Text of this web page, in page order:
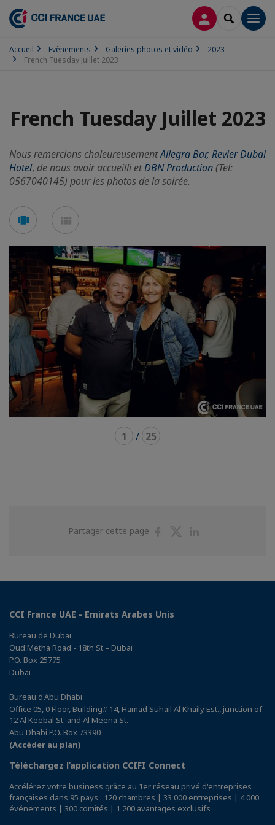
CONNEXION
Accueil Evènements Galeries photos et vidéo
2023
French Tuesday Juillet 2023
French Tuesday Juillet 2023
Nous remercions chaleureusementAllegra Bar, Revier Dubai
Hotel, de nous avoir accueilli etDBN Production(Tel:
0567040145) pour les photos de la soirée.
Voir
en
carousel
en
mosaïque
1 / 25
Partager cette page
PartagerPartager
CCI France UAE - Emirats Arabes Unis
Bureau de Dubaï
Oud Metha Road - 18th St – Dubai
P.O. Box 25775
Dubaï
Bureau d'Abu Dhabi
Office 05, 0 Floor, Building# 14, Hamad Suhail Al Khaily Est., junction of
12 Al Keebal St. and Al Meena St.
Abu Dhabi P.O. Box 73390
(Accéder au plan)
Téléchargez l’application CCIFI Connect
Accélérez votre business grâce au 1er réseau privé d'entreprises
françaises dans 95 pays : 120 chambres | 33 000 entreprises | 4 000
événements | 300 comités | 1 200 avantages exclusifs